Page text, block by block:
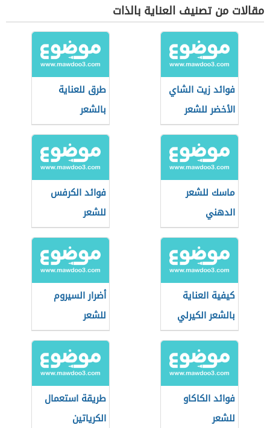
مقالات من تصنيف العناية بالذات
فوائد زيت الشاي
الأخضر للشعر
طرق للعناية
بالشعر
ماسك للشعر
الدهني
فوائد الكرفس
للشعر
كيفية العناية
بالشعر الكيرلي
أضرار السيروم
للشعر
فوائد الكاكاو
للشعر
طريقة استعمال
الكرياتين